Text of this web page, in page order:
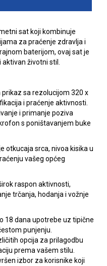
sat koji kombinuje
za praćenje zdravlja i
baterijom, ovaj sat je
životni stil.
prikaz sa rezolucijom 320 x
i praćenje aktivnosti.
i primanje poziva
s poništavanjem buke
otkucaja srca, nivoa kisika u
vašeg općeg
raspon aktivnosti,
trčanja, hodanja i vožnje
18 dana upotrebe uz tipične
punjenju.
opcija za prilagodbu
prema vašem stilu.
izbor za korisnike koji